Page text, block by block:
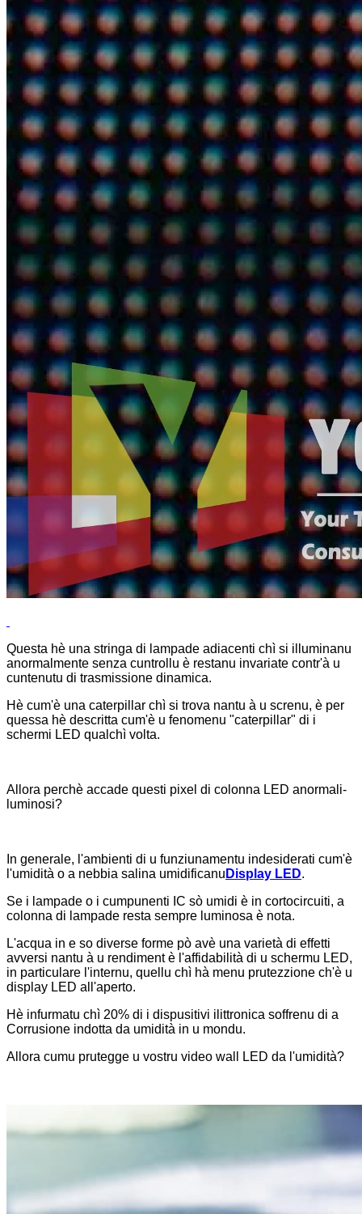
Questa hè una stringa di lampade adiacenti chì si illuminanu
anormalmente senza cuntrollu è restanu invariate contr'à u
cuntenutu di trasmissione dinamica.
Hè cum'è una caterpillar chì si trova nantu à u screnu, è per
quessa hè descritta cum'è u fenomenu "caterpillar" di i
schermi LED qualchì volta.
Allora perchè accade questi pixel di colonna LED anormali-
luminosi?
In generale, l'ambienti di u funziunamentu indesiderati cum'è
l'umidità o a nebbia salina umidificanu Display LED.
Se i lampade o i cumpunenti IC sò umidi è in cortocircuiti, a
colonna di lampade resta sempre luminosa è nota.
L'acqua in e so diverse forme pò avè una varietà di effetti
avversi nantu à u rendiment è l'affidabilità di u schermu LED,
in particulare l'internu, quellu chì hà menu prutezzione ch'è u
display LED all'aperto.
Hè infurmatu chì 20% di i dispusitivi ilittronica soffrenu di a
Corrusione indotta da umidità in u mondu.
Allora cumu prutegge u vostru video wall LED da l'umidità?